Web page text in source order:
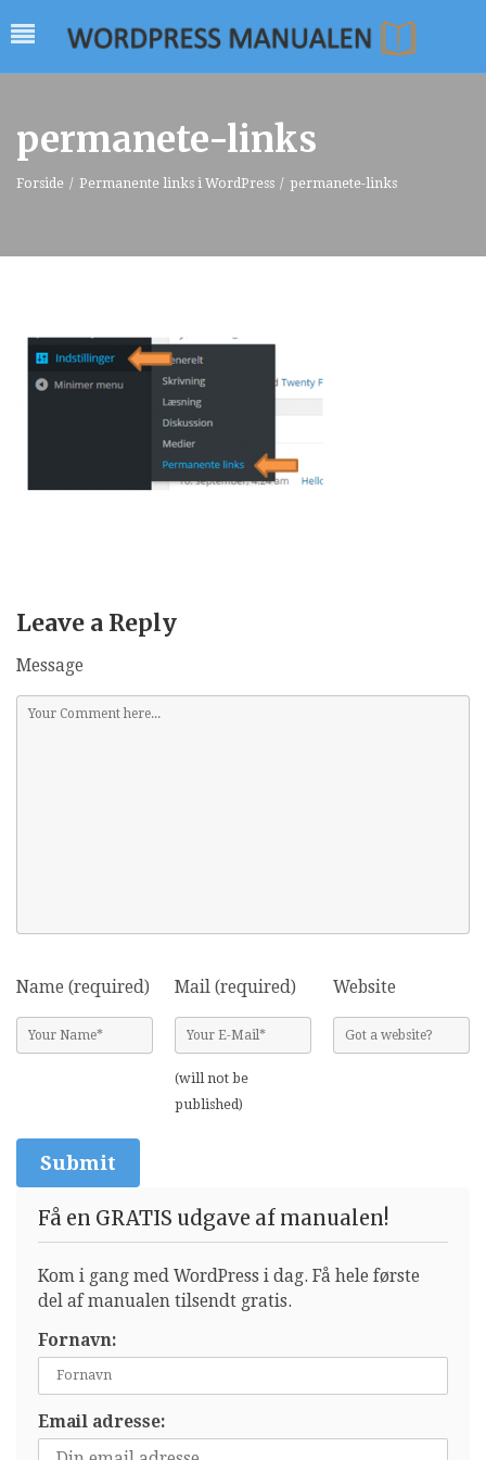
permanete-links
Forside / Permanente links i WordPress / permanete-links
Leave a Reply
Message
Name (required) Mail (required)
(will not be
published)
Website
Få en GRATIS udgave af manualen!
Kom i gang med WordPress i dag. Få hele første
del af manualen tilsendt gratis.
Fornavn:
Email adresse: